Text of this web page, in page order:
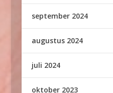
september 2024
augustus 2024
juli 2024
oktober 2023